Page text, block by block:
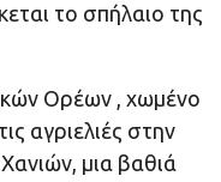
το σπήλαιο της
Ορέων , χωμένο
αγριελιές στην
μια βαθιά